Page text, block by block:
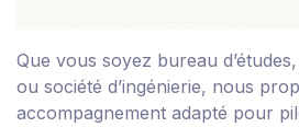
Que vous soyez bureau
ou société d’ingénierie, nous
accompagnement adapté pour